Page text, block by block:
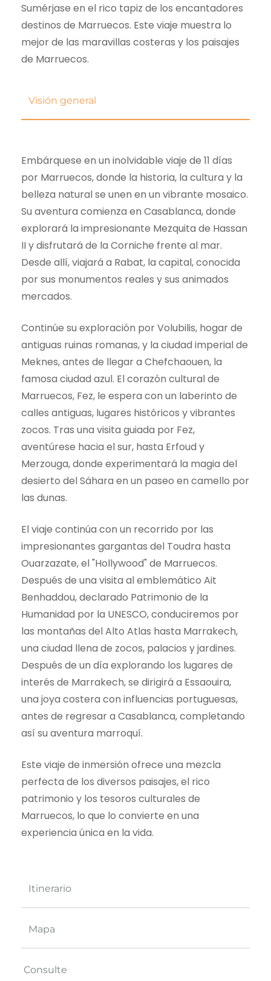
Sumérjase en el rico tapiz de los encantadores
destinos de Marruecos. Este viaje muestra lo
mejor de las maravillas costeras y los paisajes
de Marruecos.
Visión general
Itinerario
Mapa
Consulte
Embárquese en un inolvidable viaje de 11 días
por Marruecos, donde la historia, la cultura y la
belleza natural se unen en un vibrante mosaico.
Su aventura comienza en Casablanca, donde
explorará la impresionante Mezquita de Hassan
II y disfrutará de la Corniche frente al mar.
Desde allí, viajará a Rabat, la capital, conocida
por sus monumentos reales y sus animados
mercados.
Continúe su exploración por Volubilis, hogar de
antiguas ruinas romanas, y la ciudad imperial de
Meknes, antes de llegar a Chefchaouen, la
famosa ciudad azul. El corazón cultural de
Marruecos, Fez, le espera con un laberinto de
calles antiguas, lugares históricos y vibrantes
zocos. Tras una visita guiada por Fez,
aventúrese hacia el sur, hasta Erfoud y
Merzouga, donde experimentará la magia del
desierto del Sáhara en un paseo en camello por
las dunas.
El viaje continúa con un recorrido por las
impresionantes gargantas del Toudra hasta
Ouarzazate, el "Hollywood" de Marruecos.
Después de una visita al emblemático Ait
Benhaddou, declarado Patrimonio de la
Humanidad por la UNESCO, conduciremos por
las montañas del Alto Atlas hasta Marrakech,
una ciudad llena de zocos, palacios y jardines.
Después de un día explorando los lugares de
interés de Marrakech, se dirigirá a Essaouira,
una joya costera con influencias portuguesas,
antes de regresar a Casablanca, completando
así su aventura marroquí.
Este viaje de inmersión ofrece una mezcla
perfecta de los diversos paisajes, el rico
patrimonio y los tesoros culturales de
Marruecos, lo que lo convierte en una
experiencia única en la vida.